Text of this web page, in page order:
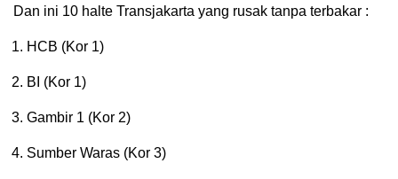
Dan ini 10 halte Transjakarta yang rusak tanpa terbakar :
HCB (Kor 1)
BI (Kor 1)
Gambir 1 (Kor 2)
Sumber Waras (Kor 3)